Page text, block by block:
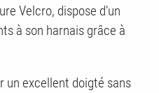
Velcro, dispose d’un
à son harnais grâce à
un excellent doigté sans